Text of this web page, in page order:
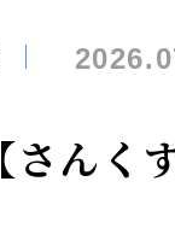
【さんく